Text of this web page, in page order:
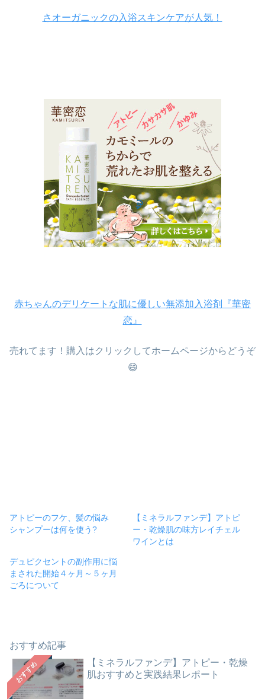
さオーガニックの入浴スキンケアが人気！
赤ちゃんのデリケートな肌に優しい無添加入浴剤『華密
恋』
売れてます！購入はクリックしてホームページからどうぞ
😄
アトピーのフケ、髪の悩み
シャンプーは何を使う?
【ミネラルファンデ】アトピ
ー・乾燥肌の味方レイチェル
ワインとは
デュピクセントの副作用に悩
まされた開始４ヶ月～５ヶ月
ごろについて
おすすめ記事
おすすめ
【ミネラルファンデ】アトピー・乾燥
肌おすすめと実践結果レポート